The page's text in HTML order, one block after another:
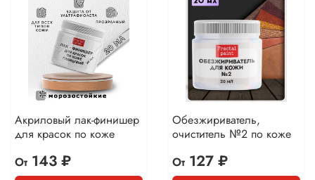
Акриловый лак-финишер
для красок по коже
От143 ₽
Обезжириватель,
очиститель №2 по коже
От127 ₽